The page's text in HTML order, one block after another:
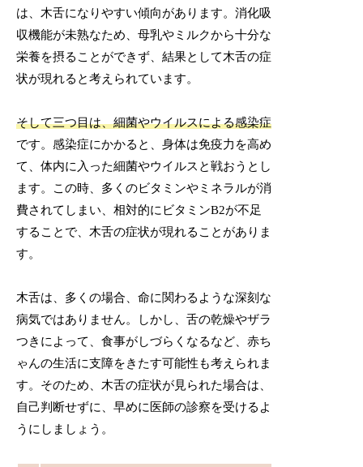
は、木舌になりやすい傾向があります。消化吸
収機能が未熟なため、母乳やミルクから十分な
栄養を摂ることができず、結果として木舌の症
状が現れると考えられています。
そして三つ目は、細菌やウイルスによる感染症
です。感染症にかかると、身体は免疫力を高め
て、体内に入った細菌やウイルスと戦おうとし
ます。この時、多くのビタミンやミネラルが消
費されてしまい、相対的にビタミンB2が不足
することで、木舌の症状が現れることがありま
す。
木舌は、多くの場合、命に関わるような深刻な
病気ではありません。しかし、舌の乾燥やザラ
つきによって、食事がしづらくなるなど、赤ち
ゃんの生活に支障をきたす可能性も考えられま
す。そのため、木舌の症状が見られた場合は、
自己判断せずに、早めに医師の診察を受けるよ
うにしましょう。